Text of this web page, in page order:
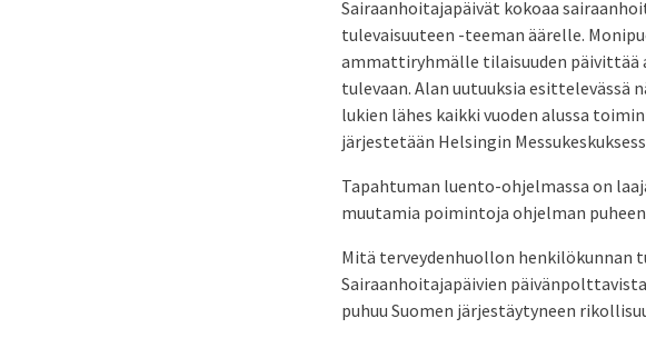
Sairaanhoitajapäivät kokoaa
tulevaisuuteen -teeman äärelle.
ammattiryhmälle tilaisuuden päivittää
tulevaan. Alan uutuuksia esittelevässä
lukien lähes kaikki vuoden alussa
järjestetään Helsingin
Tapahtuman luento-ohjelmassa on
muutamia poimintoja ohjelman
Mitä terveydenhuollon henkilökunnan
Sairaanhoitajapäivien
puhuu Suomen järjestäytyneen